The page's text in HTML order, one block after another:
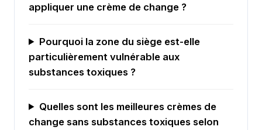
appliquer une crème de change ?
Pourquoi la zone du siège est-elle
particulièrement vulnérable aux
substances toxiques ?
Quelles sont les meilleures crèmes de
change sans substances toxiques selon